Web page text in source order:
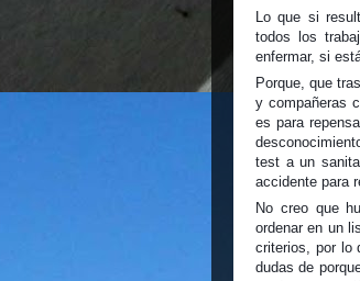
Lo que si
todos los
enfermar, si
Porque, que
y compañeras
es para
test a un
accidente para
No creo que
ordenar en un
criterios, por lo
dudas de